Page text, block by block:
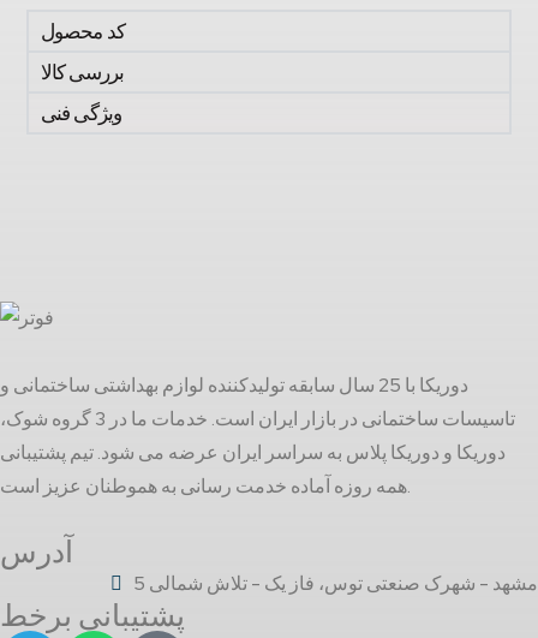
کد محصول
بررسی کالا
ویژگی فنی
دوریکا با 25 سال سابقه تولیدکننده لوازم بهداشتی ساختمانی و
تاسیسات ساختمانی در بازار ایران است. خدمات ما در 3 گروه شوک،
دوریکا و دوریکا پلاس به سراسر ایران عرضه می شود. تیم پشتیبانی
همه روزه آماده خدمت رسانی به هموطنان عزیز است.
آدرس
مشهد - شهرک صنعتی توس، فاز یک - تلاش شمالی 5
پشتیبانی برخط